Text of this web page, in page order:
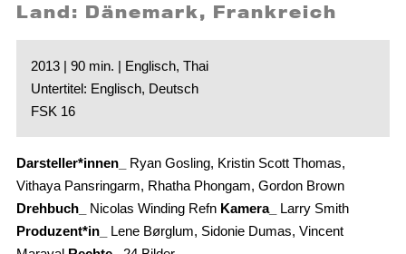
Land: Dänemark, Frankreich
2013 | 90 min. | Englisch, Thai
Untertitel: Englisch, Deutsch
FSK 16
Darsteller*innen_
Ryan Gosling, Kristin Scott Thomas,
Vithaya Pansringarm, Rhatha Phongam, Gordon Brown
Drehbuch_
Nicolas Winding Refn Kamera_
Larry Smith
Produzent*in_
Lene Børglum, Sidonie Dumas, Vincent